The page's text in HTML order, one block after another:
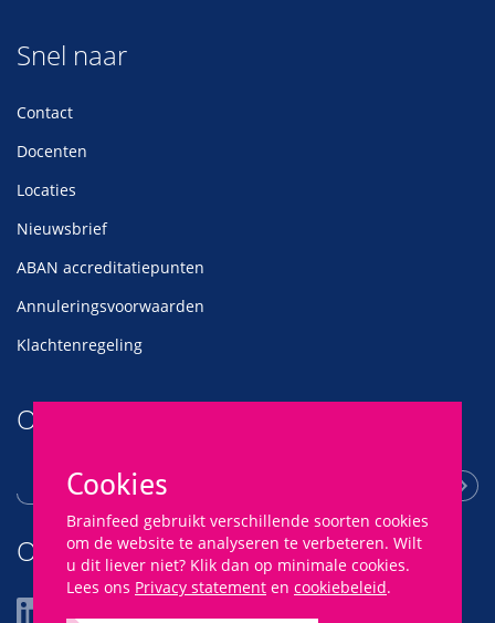
Snel naar
Contact
Docenten
Locaties
Nieuwsbrief
ABAN accreditatiepunten
Annuleringsvoorwaarden
Klachtenregeling
Ontvang onze nieuwsbrief
Of volg ons
Cookies
Brainfeed gebruikt verschillende soorten cookies
om de website te analyseren te verbeteren. Wilt
u dit liever niet? Klik dan op minimale cookies.
Lees ons Privacy statement en cookiebeleid.